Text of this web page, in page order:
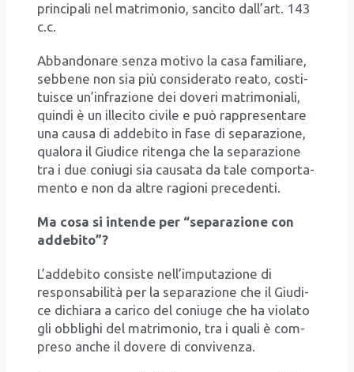
prin­ci­pa­li nel matri­mo­nio, san­ci­to dall’art. 143
c.c.
Abban­do­na­re sen­za moti­vo la casa fami­lia­re,
seb­be­ne non sia più con­si­de­ra­to rea­to, costi­
tui­sce un’in­fra­zio­ne dei dove­ri matri­mo­nia­li,
quin­di è un ille­ci­to civi­le e può rap­pre­sen­ta­re
una cau­sa di adde­bi­to in fase di sepa­ra­zio­ne,
qua­lo­ra il Giu­di­ce riten­ga che la sepa­ra­zio­ne
tra i due coniu­gi sia cau­sa­ta da tale com­por­ta­
men­to e non da altre ragio­ni pre­ce­den­ti.
Ma cosa si inten­de per “sepa­ra­zio­ne con
adde­bi­to”?
L’addebito con­si­ste nell’imputazione di
respon­sa­bi­li­tà per la sepa­ra­zio­ne che il Giu­di­
ce dichia­ra a cari­co del coniu­ge che ha vio­la­to
gli obbli­ghi del matri­mo­nio, tra i qua­li è com­
pre­so anche il dove­re di con­vi­ven­za.